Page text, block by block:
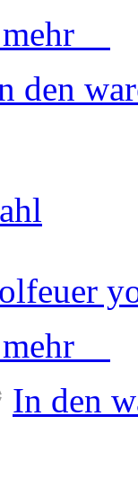
mehr
den
mehr
In den